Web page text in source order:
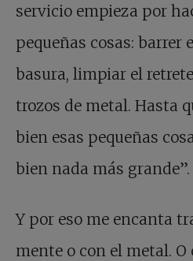
servicio empieza por
pequeñas cosas: barrer
basura, limpiar el
trozos de metal. Hasta
bien esas pequeñas
bien nada más grande”.
Y por eso me encanta
mente o con el metal. O